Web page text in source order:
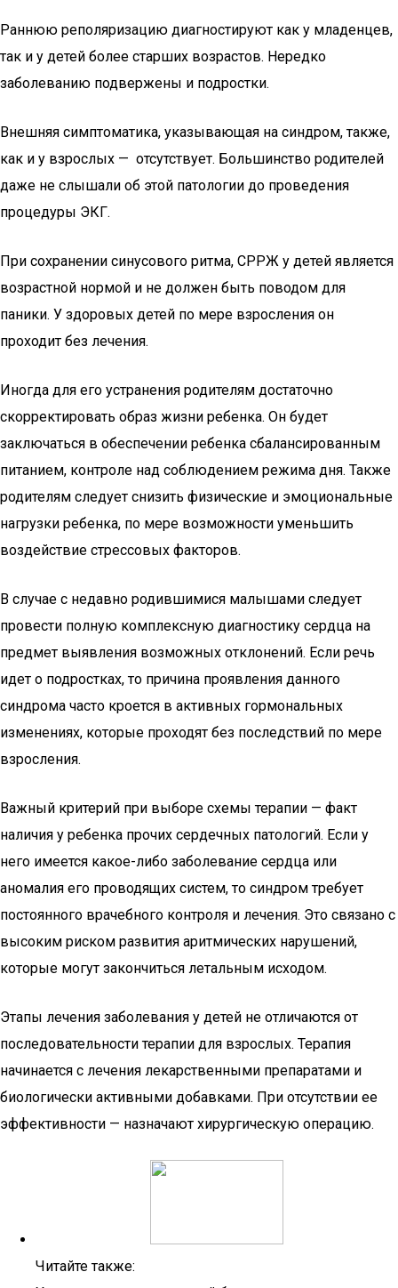
Раннюю реполяризацию диагностируют как у младенцев,
так и у детей более старших возрастов. Нередко
заболеванию подвержены и подростки.
Внешняя симптоматика, указывающая на синдром, также,
как и у взрослых — отсутствует. Большинство родителей
даже не слышали об этой патологии до проведения
процедуры ЭКГ.
При сохранении синусового ритма, СРРЖ у детей является
возрастной нормой и не должен быть поводом для
паники. У здоровых детей по мере взросления он
проходит без лечения.
Иногда для его устранения родителям достаточно
скорректировать образ жизни ребенка. Он будет
заключаться в обеспечении ребенка сбалансированным
питанием, контроле над соблюдением режима дня. Также
родителям следует снизить физические и эмоциональные
нагрузки ребенка, по мере возможности уменьшить
воздействие стрессовых факторов.
В случае с недавно родившимися малышами следует
провести полную комплексную диагностику сердца на
предмет выявления возможных отклонений. Если речь
идет о подростках, то причина проявления данного
синдрома часто кроется в активных гормональных
изменениях, которые проходят без последствий по мере
взросления.
Важный критерий при выборе схемы терапии — факт
наличия у ребенка прочих сердечных патологий. Если у
него имеется какое-либо заболевание сердца или
аномалия его проводящих систем, то синдром требует
постоянного врачебного контроля и лечения. Это связано с
высоким риском развития аритмических нарушений,
которые могут закончиться летальным исходом.
Этапы лечения заболевания у детей не отличаются от
последовательности терапии для взрослых. Терапия
начинается с лечения лекарственными препаратами и
биологически активными добавками. При отсутствии ее
эффективности — назначают хирургическую операцию.
Читайте также: